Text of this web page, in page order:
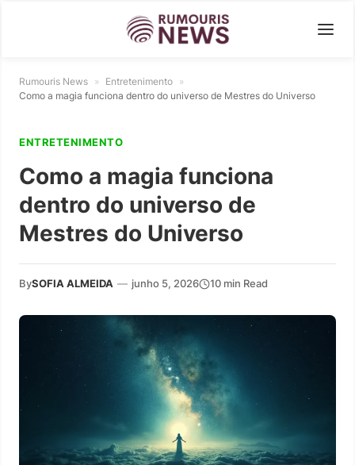
Rumouris News » Entretenimento »
Como a magia funciona dentro do universo de Mestres do Universo
ENTRETENIMENTO
Como a magia funciona
dentro do universo de
Mestres do Universo
BySOFIA ALMEIDA — junho 5, 2026 10 min Read